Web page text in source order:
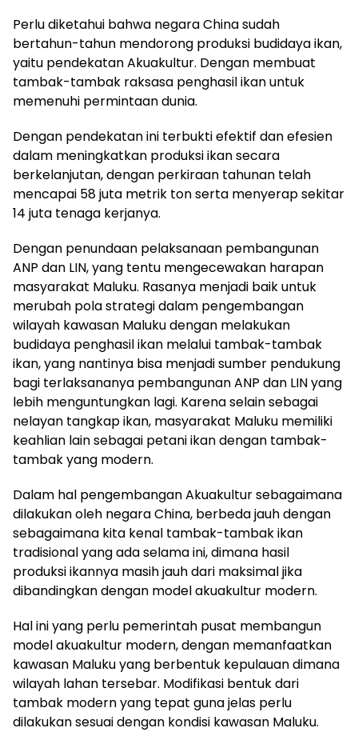
Perlu diketahui bahwa negara China sudah
bertahun-tahun mendorong produksi budidaya ikan,
yaitu pendekatan Akuakultur. Dengan membuat
tambak-tambak raksasa penghasil ikan untuk
memenuhi permintaan dunia.
Dengan pendekatan ini terbukti efektif dan efesien
dalam meningkatkan produksi ikan secara
berkelanjutan, dengan perkiraan tahunan telah
mencapai 58 juta metrik ton serta menyerap sekitar
14 juta tenaga kerjanya.
Dengan penundaan pelaksanaan pembangunan
ANP dan LIN, yang tentu mengecewakan harapan
masyarakat Maluku. Rasanya menjadi baik untuk
merubah pola strategi dalam pengembangan
wilayah kawasan Maluku dengan melakukan
budidaya penghasil ikan melalui tambak-tambak
ikan, yang nantinya bisa menjadi sumber pendukung
bagi terlaksananya pembangunan ANP dan LIN yang
lebih menguntungkan lagi. Karena selain sebagai
nelayan tangkap ikan, masyarakat Maluku memiliki
keahlian lain sebagai petani ikan dengan tambak-
tambak yang modern.
Dalam hal pengembangan Akuakultur sebagaimana
dilakukan oleh negara China, berbeda jauh dengan
sebagaimana kita kenal tambak-tambak ikan
tradisional yang ada selama ini, dimana hasil
produksi ikannya masih jauh dari maksimal jika
dibandingkan dengan model akuakultur modern.
Hal ini yang perlu pemerintah pusat membangun
model akuakultur modern, dengan memanfaatkan
kawasan Maluku yang berbentuk kepulauan dimana
wilayah lahan tersebar. Modifikasi bentuk dari
tambak modern yang tepat guna jelas perlu
dilakukan sesuai dengan kondisi kawasan Maluku.